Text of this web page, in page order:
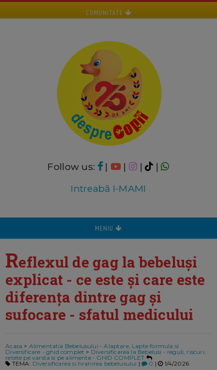
COMUNITATE
Follow us: | | |
|
Intreabă I-MAMI
MENIU
Reflexul de gag la bebeluși
explicat - ce este și care este
diferența dintre gag și
sufocare - sfatul medicului
Acasa > Alimentatia Bebelusului - Alaptare, Lapte formula si
Diversificare - ghid complet > Diversificarea la Bebelusi - reguli, riscuri,
retete pe varsta si pe alimente - GHID COMPLET
TEMA: Diversificarea si hranirea bebelusului | 0 | 1/4/2026